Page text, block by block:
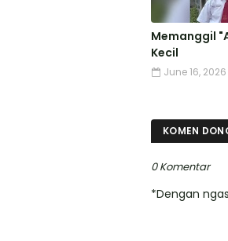
Memanggil
Kecil
June 16, 2026
KOMEN
0 Komentar
*Dengan